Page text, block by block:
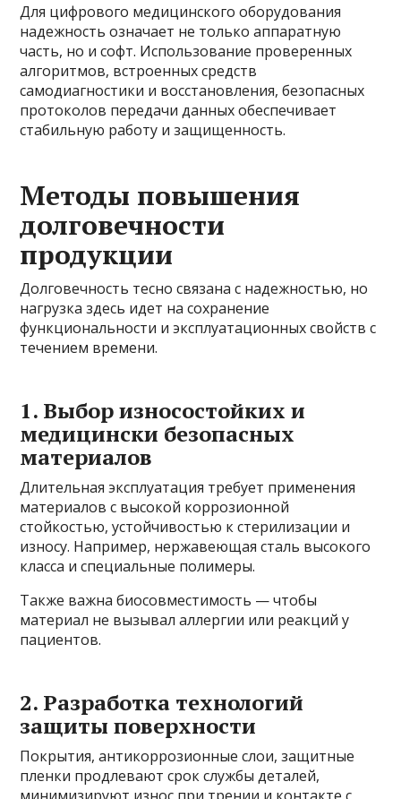
Для цифрового медицинского оборудования
надежность означает не только аппаратную
часть, но и софт. Использование проверенных
алгоритмов, встроенных средств
самодиагностики и восстановления, безопасных
протоколов передачи данных обеспечивает
стабильную работу и защищенность.
Методы повышения
долговечности
продукции
Долговечность тесно связана с надежностью, но
нагрузка здесь идет на сохранение
функциональности и эксплуатационных свойств с
течением времени.
1. Выбор износостойких и
медицински безопасных
материалов
Длительная эксплуатация требует применения
материалов с высокой коррозионной
стойкостью, устойчивостью к стерилизации и
износу. Например, нержавеющая сталь высокого
класса и специальные полимеры.
Также важна биосовместимость — чтобы
материал не вызывал аллергии или реакций у
пациентов.
2. Разработка технологий
защиты поверхности
Покрытия, антикоррозионные слои, защитные
пленки продлевают срок службы деталей,